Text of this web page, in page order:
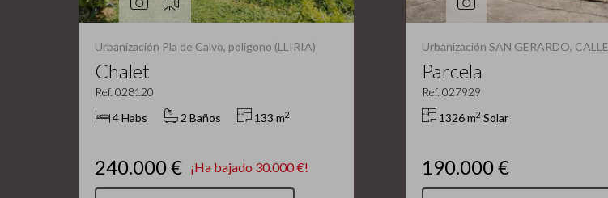
Urbanización Pla de Calvo, poligono (LLIRIA)
Chalet
Ref. 028120
4 Habs
2 Baños 133 m2
240.000 € ¡Ha bajado 30.000 €!
Parcela
Ref. 027929
1326 m2 Solar
190.000 €